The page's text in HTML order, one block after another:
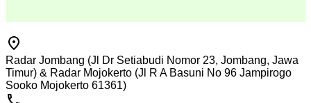
Radar Jombang (Jl Dr Setiabudi Nomor 23, Jombang, Jawa
Timur) & Radar Mojokerto (Jl R A Basuni No 96 Jampirogo
Sooko Mojokerto 61361)